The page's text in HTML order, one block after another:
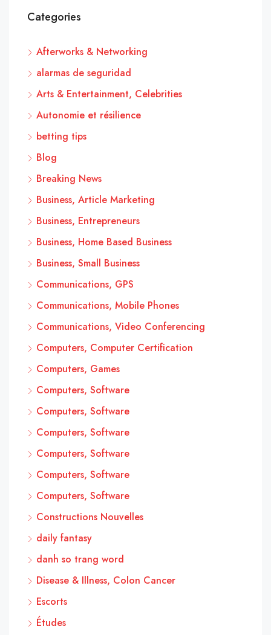
Categories
Afterworks & Networking
alarmas de seguridad
Arts & Entertainment, Celebrities
Autonomie et résilience
betting tips
Blog
Breaking News
Business, Article Marketing
Business, Entrepreneurs
Business, Home Based Business
Business, Small Business
Communications, GPS
Communications, Mobile Phones
Communications, Video Conferencing
Computers, Computer Certification
Computers, Games
Computers, Software
Computers, Software
Computers, Software
Computers, Software
Computers, Software
Computers, Software
Constructions Nouvelles
daily fantasy
danh so trang word
Disease & Illness, Colon Cancer
Escorts
Études